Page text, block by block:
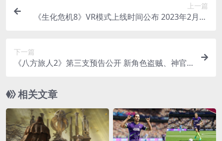
上一篇
《生化危机8》VR模式上线时间公布 2023年2月22
下一篇
《八方旅人2》第三支预告公开 新角色盗贼、神官
相关文章